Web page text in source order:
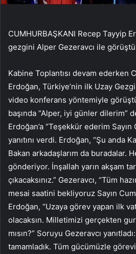
CUMHURBAŞKANI Recep Tayyip
gezgini Alper Gezeravcı ile
Kabine Toplantısı devam ederken
Erdoğan, Türkiye’nin ilk Uzay
video konferans yöntemiyle
başında “Alper, iyi günler dilerim”
Erdoğan’a “Teşekkür ederim Sayın
yanıtını verdi. Erdoğan, “Şu anda
Bakan arkadaşlarım da buradalar.
gönderiyor. İnşallah yarın akşam
çıkacaksınız.” Gezeravcı, “Tüm
mesai saatini bekliyoruz Sayın
Erdoğan, “Uzaya görev yapan ilk
olacaksın. Milletimizi gerçekten
mısın?” Soruyu Gezeravcı yanıtladı:
tamamladık. Tüm gücümüzle